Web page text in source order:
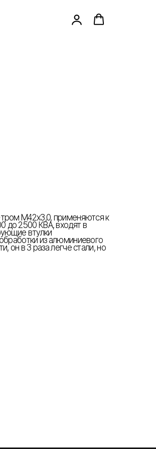
М42х3,0, применяются к
до 2500 КВА, входят в
втулки
из алюминиевого
он в 3 раза легче стали, но